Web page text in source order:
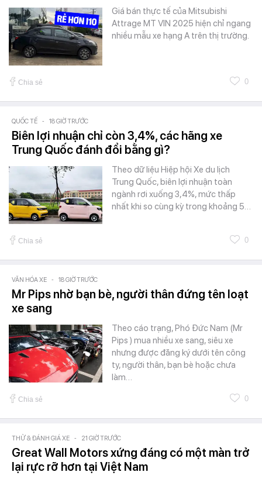
Giá bán thực tế của Mitsubishi
Attrage MT VIN 2025 hiện chỉ ngang
nhiều mẫu xe hạng A trên thị trường.
Chia sẻ 0
QUỐC TẾ - 18 GIỜ TRƯỚC
Biên lợi nhuận chỉ còn 3,4%, các hãng xe
Trung Quốc đánh đổi bằng gì?
Theo dữ liệu Hiệp hội Xe du lịch
Trung Quốc, biên lợi nhuận toàn
ngành rơi xuống 3,4%, mức thấp
nhất khi so cùng kỳ trong khoảng 5…
Chia sẻ 0
VĂN HÓA XE - 18 GIỜ TRƯỚC
Mr Pips nhờ bạn bè, người thân đứng tên loạt
xe sang
Theo cáo trạng, Phó Đức Nam (Mr
Pips ) mua nhiều xe sang, siêu xe
nhưng được đăng ký dưới tên công
ty, người thân, bạn bè hoặc chưa
làm…
Chia sẻ 0
THỬ & ĐÁNH GIÁ XE - 21 GIỜ TRƯỚC
Great Wall Motors xứng đáng có một màn trở
lại rực rỡ hơn tại Việt Nam